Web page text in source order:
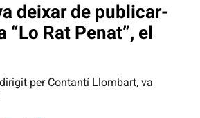
deixar de publicar-
“Lo Rat Penat”, el
per Contantí Llombart, va